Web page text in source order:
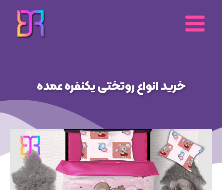
محتوا
خرید انواع روتختی یکنفره عمده